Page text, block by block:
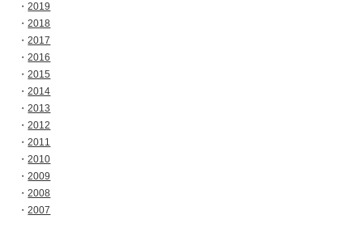
2019
2018
2017
2016
2015
2014
2013
2012
2011
2010
2009
2008
2007